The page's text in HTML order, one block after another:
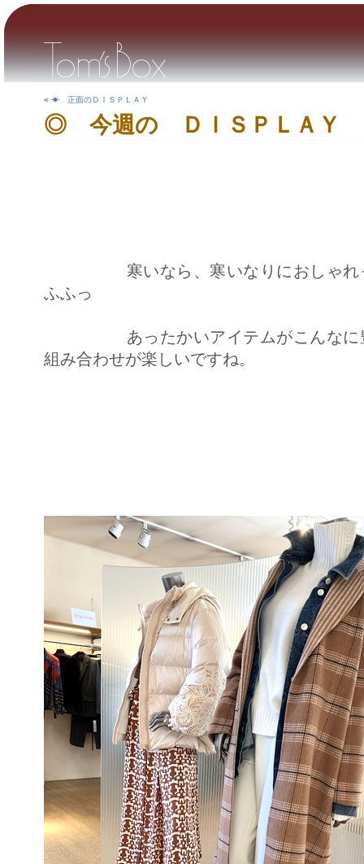
« ☀ 正面のＤＩＳＰＬＡＹ
◎ 今週の ＤＩＳＰＬＡＹ
寒いなら、寒いなりにおしゃ
ふふっ
あったかいアイテムがこんなに豊
組み合わせが楽しいですね。